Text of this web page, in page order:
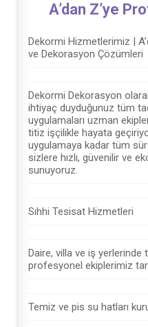
A’dan Z’ye
Dekormi Hizmetlerimiz |
ve Dekorasyon Çözümleri
Dekormi Dekorasyon
ihtiyaç duyduğunuz tüm
uygulamaları uzman
titiz işçilikle hayata
uygulamaya kadar tüm
sizlere hızlı, güvenilir ve
sunuyoruz.
Sıhhi Tesisat Hizmetleri
Daire, villa ve iş yerlerinde
profesyonel ekiplerimiz
Temiz ve pis su hatları